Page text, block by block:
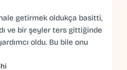
getirmek oldukça basitti,
ve bir şeyler ters gittiğinde
oldu. Bu bile onu